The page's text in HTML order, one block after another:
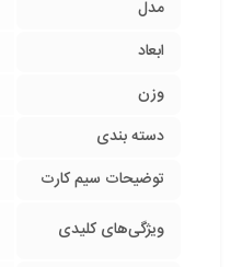
مدل
ابعاد
وزن
دسته ‌بندی
توضیحات سیم کارت
ویژگی‌های کلیدی